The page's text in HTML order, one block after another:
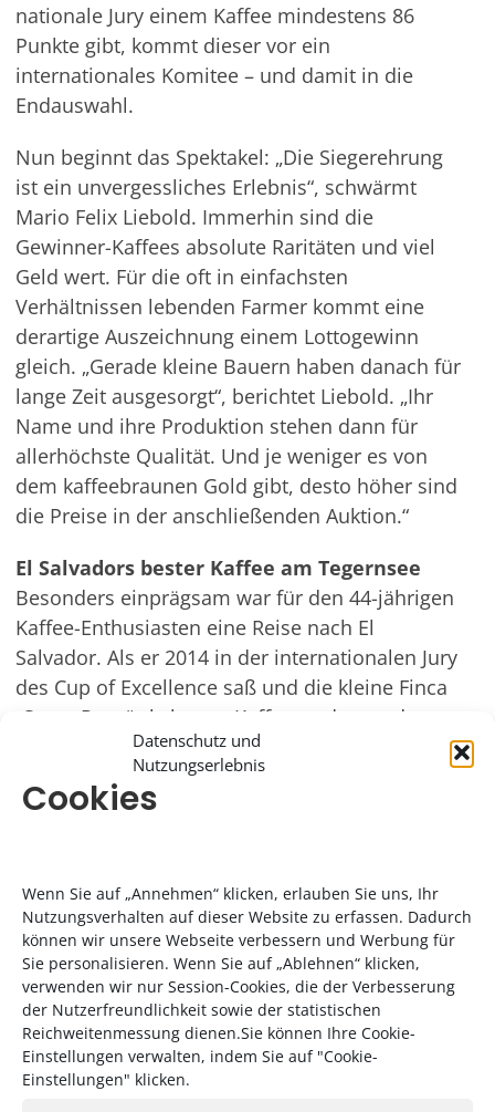
Datenschutz und
Nutzungserlebnis
Cookies
Wenn Sie auf „Annehmen“ klicken, erlauben Sie uns, Ihr
Nutzungsverhalten auf dieser Website zu erfassen. Dadurch
können wir unsere Webseite verbessern und Werbung für
Sie personalisieren. Wenn Sie auf „Ablehnen“ klicken,
verwenden wir nur Session-Cookies, die der Verbesserung
der Nutzerfreundlichkeit sowie der statistischen
Reichweitenmessung dienen.Sie können Ihre Cookie-
Einstellungen verwalten, indem Sie auf "Cookie-
Einstellungen" klicken.
nationale Jury einem Kaffee mindestens 86
Punkte gibt, kommt dieser vor ein
internationales Komitee – und damit in die
Endauswahl.
Nun beginnt das Spektakel: „Die Siegerehrung
ist ein unvergessliches Erlebnis“, schwärmt
Mario Felix Liebold. Immerhin sind die
Gewinner-Kaffees absolute Raritäten und viel
Geld wert. Für die oft in einfachsten
Verhältnissen lebenden Farmer kommt eine
derartige Auszeichnung einem Lottogewinn
gleich. „Gerade kleine Bauern haben danach für
lange Zeit ausgesorgt“, berichtet Liebold. „Ihr
Name und ihre Produktion stehen dann für
allerhöchste Qualität. Und je weniger es von
dem kaffeebraunen Gold gibt, desto höher sind
die Preise in der anschließenden Auktion.“
El Salvadors bester Kaffee am Tegernsee
Besonders einprägsam war für den 44-jährigen
Kaffee-Enthusiasten eine Reise nach El
Salvador. Als er 2014 in der internationalen Jury
des Cup of Excellence saß und die kleine Finca
„Santa Rosa“ als bester Kaffeeproduzent des
Landes ausgezeichnet wurde, habe der Saal
getobt: „Die Farmer, ihre Familien und
Nachbarn kamen in den tollsten und buntesten
ersten Platz, der gerade erst die Finca seines
verstorbenen Vaters übernommen hatte.“
Besonders berührte Liebold, dass der Vater des
Gewinners selbst über viele Jahre hinweg als
Professor Kaffeeanbau an der Universität in San
Salvador gelehrt hatte, zahlreichen Bauern in
dieser Disziplin den Weg geebnet habe und es